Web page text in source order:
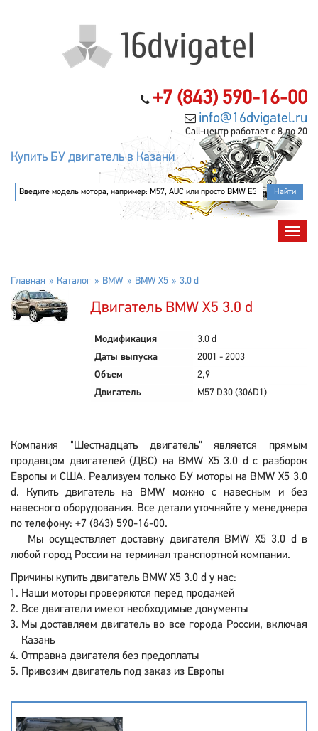
+7 (843) 590-16-00
info@16dvigatel.ru
Call-центр работает с 8 до 20
Купить БУ двигатель в Казани
Главная Каталог BMW BMW X5 3.0 d
Двигатель BMW X5 3.0 d
Модификация
3.0 d
Даты выпуска
2001 - 2003
Объем
2,9
Двигатель
M57 D30 (306D1)
Компания "Шестнадцать двигатель" является прямым
продавцом двигателей (ДВС) на BMW X5 3.0 d с разборок
Европы и США. Реализуем только БУ моторы на BMW X5 3.0
d. Купить двигатель на BMW можно с навесным и без
навесного оборудования. Все детали уточняйте у менеджера
по телефону: +7 (843) 590-16-00.
Мы осуществляет доставку двигателя BMW X5 3.0 d в
любой город России на терминал транспортной компании.
Причины купить двигатель BMW X5 3.0 d у нас:
Наши моторы проверяются перед продажей
Все двигатели имеют необходимые документы
Мы доставляем двигатель во все города России, включая
Казань
Отправка двигателя без предоплаты
Привозим двигатель под заказ из Европы